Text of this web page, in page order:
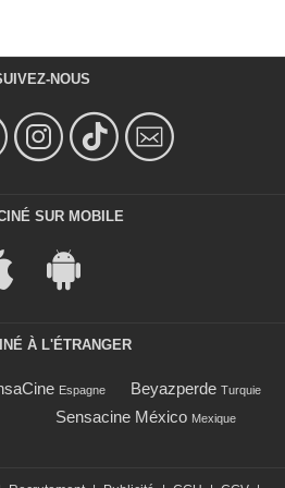
NOUS
SUR MOBILE
À L'ÉTRANGER
Espagne Beyazperde Turquie
Sensacine México Mexique